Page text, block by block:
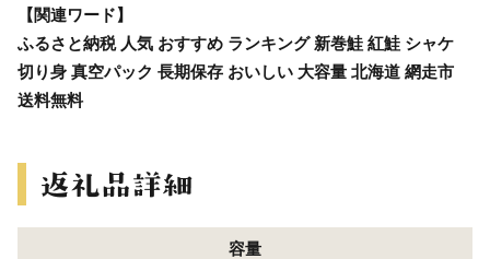
【関連ワード】
ふるさと納税 人気 おすすめ ランキング 新巻鮭 紅鮭 シャケ
切り身 真空パック 長期保存 おいしい 大容量 北海道 網走市
送料無料
容量